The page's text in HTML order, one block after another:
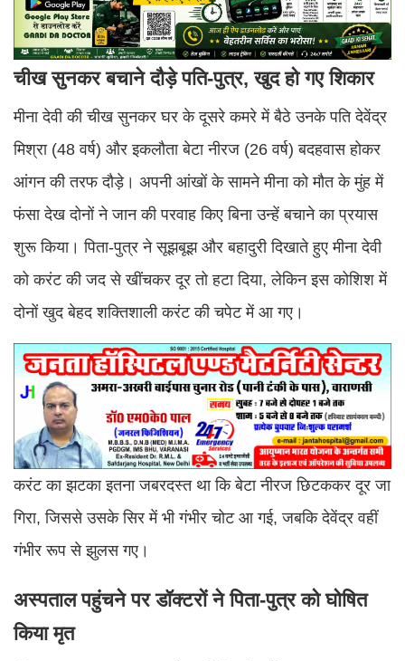
चीख सुनकर बचाने दौड़े पति-पुत्र, खुद हो गए शिकार
मीना देवी की चीख सुनकर घर के दूसरे कमरे में बैठे उनके पति देवेंद्र
मिश्रा (48 वर्ष) और इकलौता बेटा नीरज (26 वर्ष) बदहवास होकर
आंगन की तरफ दौड़े। अपनी आंखों के सामने मीना को मौत के मुंह में
फंसा देख दोनों ने जान की परवाह किए बिना उन्हें बचाने का प्रयास
शुरू किया। पिता-पुत्र ने सूझबूझ और बहादुरी दिखाते हुए मीना देवी
को करंट की जद से खींचकर दूर तो हटा दिया, लेकिन इस कोशिश में
दोनों खुद बेहद शक्तिशाली करंट की चपेट में आ गए।
करंट का झटका इतना जबरदस्त था कि बेटा नीरज छिटककर दूर जा
गिरा, जिससे उसके सिर में भी गंभीर चोट आ गई, जबकि देवेंद्र वहीं
गंभीर रूप से झुलस गए।
अस्पताल पहुंचने पर डॉक्टरों ने पिता-पुत्र को घोषित
किया मृत